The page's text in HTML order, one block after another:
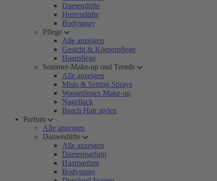
Damendüfte
Herrendüfte
Bodyspray
Pflege
Alle anzeigen
Gesicht & Körperpflege
Haarpflege
Sommer-Make-up und Trends
Alle anzeigen
Mists & Setting Sprays
Wasserfestes Make-up
Nagellack
Beach Hair stylen
Parfum
Alle anzeigen
Damendüfte
Alle anzeigen
Damenparfum
Haarparfum
Bodyspray